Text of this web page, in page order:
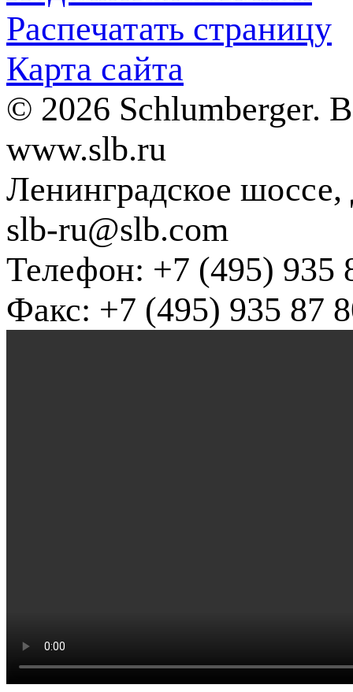
Распечатать страницу
Карта сайта
© 2026 Schlumberger.
www.slb.ru
Ленинградское
slb-ru@slb.com
Телефон: +7 (495) 935
Факс: +7 (495) 935 87